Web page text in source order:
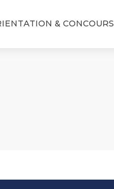
& CONCOURS